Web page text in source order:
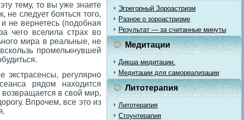
тему, то вы уже знаете
не следует бояться того,
не вернетесь (подобная
чего вселила страх во
мира в реальные, не
промелькнувшей
экстрасенсы, регулярно
рядом находится
в свой мир,
Впрочем, все это из
Эгрегорный Зороастризм
Разное о зороастризме
Результат — за считанные минуты
Медитации
Дикша медитации.
Медитации для самореализации
Литотерапия
Литотерапия
Стоунтерапия